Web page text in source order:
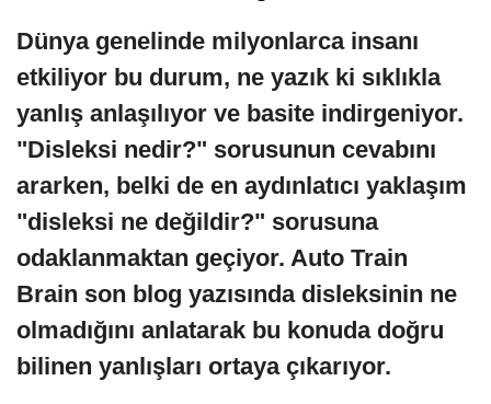
Dünya genelinde milyonlarca insanı
etkiliyor bu durum, ne yazık ki sıklıkla
yanlış anlaşılıyor ve basite indirgeniyor.
"Disleksi nedir?" sorusunun cevabını
ararken, belki de en aydınlatıcı yaklaşım
"disleksi ne değildir?" sorusuna
odaklanmaktan geçiyor. Auto Train
Brain son blog yazısında disleksinin ne
olmadığını anlatarak bu konuda doğru
bilinen yanlışları ortaya çıkarıyor.